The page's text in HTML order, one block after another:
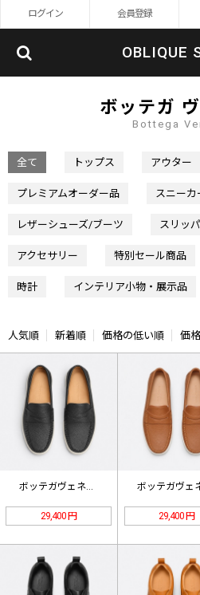
ログイン 会員登録
OBLIQUE
ボッテガ
Bottega
全て トップス アウター
プレミアムオーダー品 スニーカ
レザーシューズ/ブーツ スリッ
アクセサリー 特別セール商品
時計 インテリア小物・展示品
人気順 新着順 価格の低い順 価
ボッテガヴェネタ シボ革 ペニーロー…
29,400 円 29,400 円